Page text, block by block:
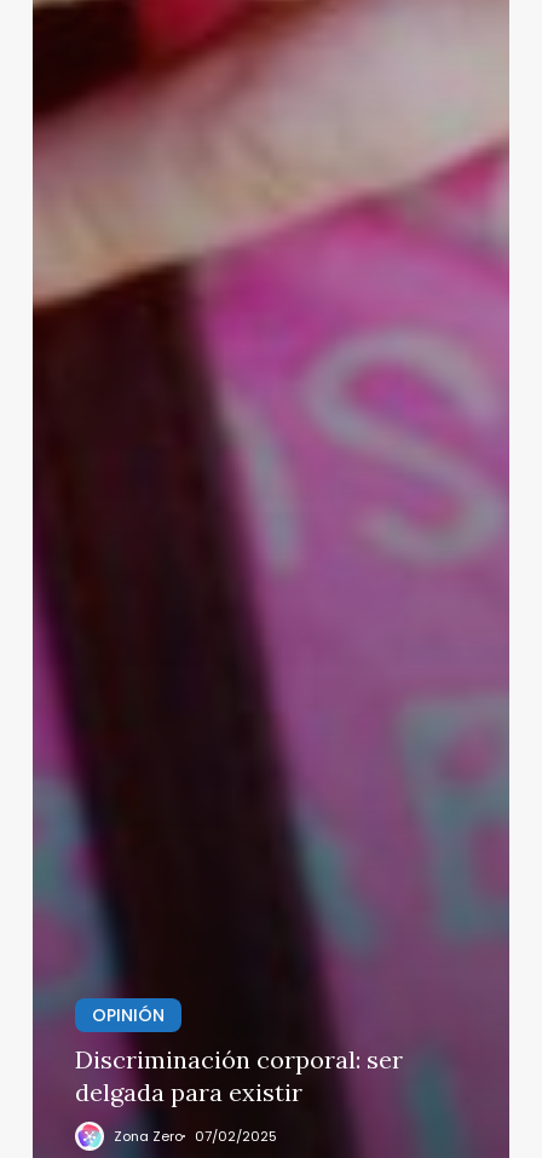
OPINIÓN
Discriminación corporal: ser
delgada para existir
Zona Zero 07/02/2025